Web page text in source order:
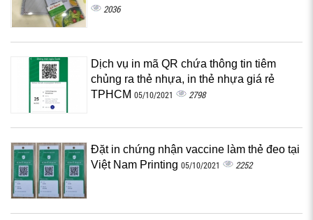
2036
Dịch vụ in mã QR chứa thông tin tiêm
chủng ra thẻ nhựa, in thẻ nhựa giá rẻ
TPHCM 05/10/2021 2798
Đặt in chứng nhận vaccine làm thẻ đeo tại
Việt Nam Printing 05/10/2021 2252